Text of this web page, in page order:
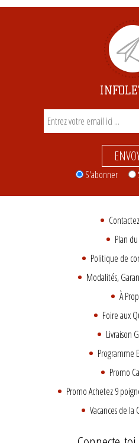
S'abonner
Plan
Politique de
Modalités,
À
Foire aux
Livraison
Programme
Promo
Promo Achetez 9
Vacances de la